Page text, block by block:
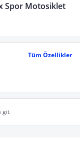
Spor Motosiklet
Tüm Özellikler
git